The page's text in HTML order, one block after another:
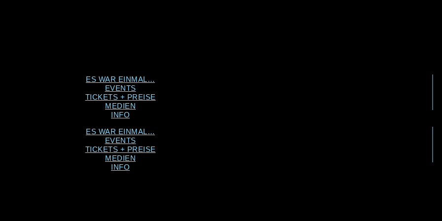
ES WAR EINMAL…
EVENTS
TICKETS + PREISE
MEDIEN
INFO
ES WAR EINMAL…
EVENTS
TICKETS + PREISE
MEDIEN
INFO